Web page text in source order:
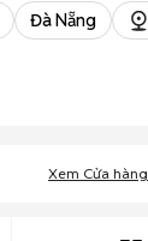
Đà Nẵng
Xem Cửa hàng